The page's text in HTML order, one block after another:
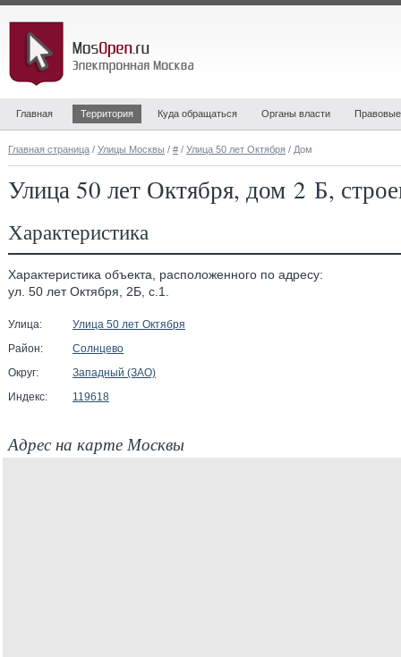
Главная Территория Куда обращаться Органы власти
Главная страница / Улицы Москвы / # / Улица 50 лет Октября / Дом
Улица 50 лет Октября, дом 2 Б,
Характеристика
Характеристика объекта, расположенного по адресу:
ул. 50 лет Октября, 2Б, с.1.
Улица:
Улица 50 лет Октября
Район:
Солнцево
Округ:
Западный (ЗАО)
Индекс:
119618
Адрес на карте Москвы